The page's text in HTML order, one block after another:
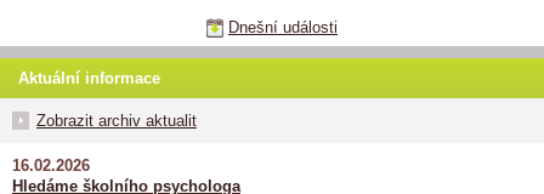
Dnešní události
Aktuální informace
Zobrazit archiv aktualit
16.02.2026
Hledáme školního psychologa